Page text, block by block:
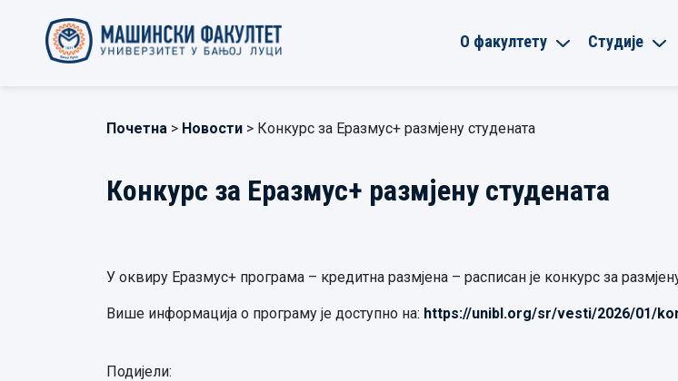
О факултету Студије
Почетна > Новости > Конкурс за Еразмус+ размјену студената
Конкурс за Еразмус+ размјену студената
У оквиру Еразмус+ програма – кредитна размјена – расписан је конкурс за
Више информација о програму је доступно на: https://unibl.org/sr/vesti/2026/01/
Подијели: